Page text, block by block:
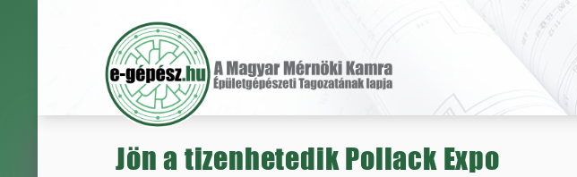
Jön a tizenhetedik Pollack Expo